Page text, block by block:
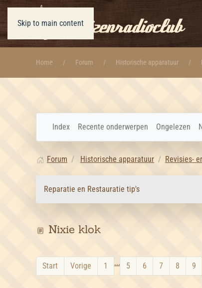
Skip to main content
Home Forum Historische apparatuur
Index Recente onderwerpen Ongelezen
Forum Historische apparatuur Revisies-
Reparatie en Restauratie tip's
Nixie klok
Start Vorige 1 ... 5 6 7 8 9